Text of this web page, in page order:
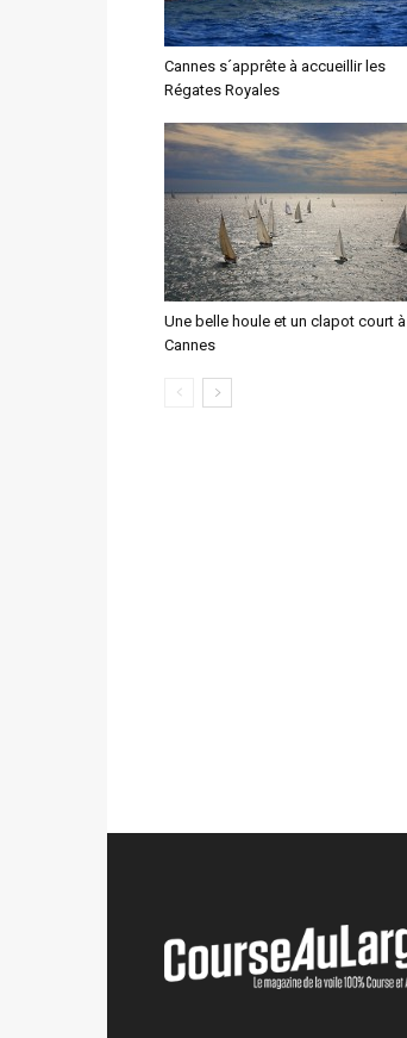
Cannes s´apprête à accueillir les
Régates Royales
Une belle houle et un clapot court à
Cannes